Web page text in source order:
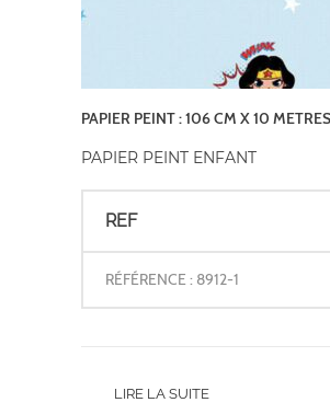
PAPIER PEINT : 106 CM X 10 METRES
PAPIER PEINT ENFANT
REF
RÉFÉRENCE : 8912-1
LIRE LA SUITE